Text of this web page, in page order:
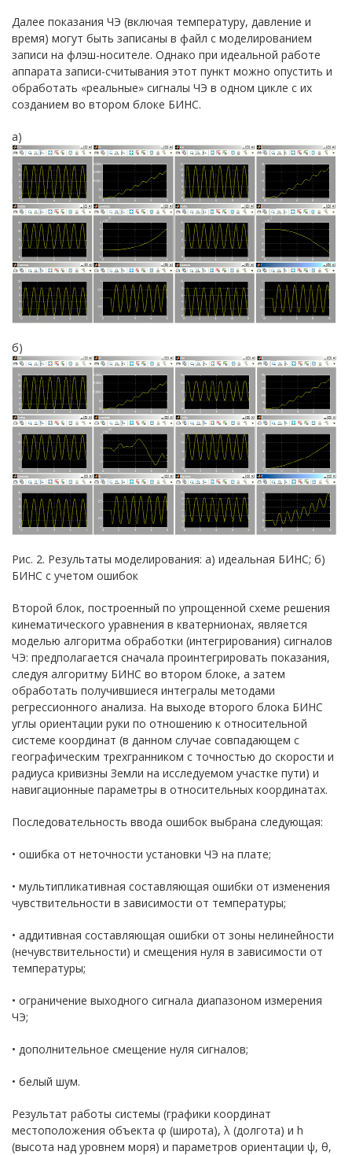
Далее показания ЧЭ (включая температуру, давление и
время) могут быть записаны в файл с моделированием
записи на флэш-носителе. Однако при идеальной работе
аппарата записи-считывания этот пункт можно опустить и
обработать «реальные» сигналы ЧЭ в одном цикле с их
созданием во втором блоке БИНС.
а)
б)
Рис. 2. Результаты моделирования: а) идеальная БИНС; б)
БИНС с учетом ошибок
Второй блок, построенный по упрощенной схеме решения
кинематического уравнения в кватернионах, является
моделью алгоритма обработки (интегрирования) сигналов
ЧЭ: предполагается сначала проинтегрировать показания,
следуя алгоритму БИНС во втором блоке, а затем
обработать получившиеся интегралы методами
регрессионного анализа. На выходе второго блока БИНС
углы ориентации руки по отношению к относительной
системе координат (в данном случае совпадающем с
географическим трехгранником с точностью до скорости и
радиуса кривизны Земли на исследуемом участке пути) и
навигационные параметры в относительных координатах.
Последовательность ввода ошибок выбрана следующая:
• ошибка от неточности установки ЧЭ на плате;
• мультипликативная составляющая ошибки от изменения
чувствительности в зависимости от температуры;
• аддитивная составляющая ошибки от зоны нелинейности
(нечувствительности) и смещения нуля в зависимости от
температуры;
• ограничение выходного сигнала диапазоном измерения
ЧЭ;
• дополнительное смещение нуля сигналов;
• белый шум.
Результат работы системы (графики координат
местоположения объекта φ (широта), λ (долгота) и h
(высота над уровнем моря) и параметров ориентации ψ, θ,